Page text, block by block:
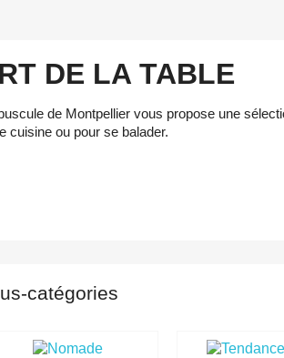
DE LA TABLE
de Montpellier vous propose une
cuisine ou pour se balader.
catégories